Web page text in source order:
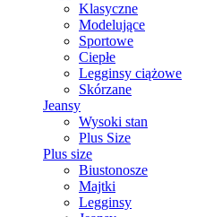
Klasyczne
Modelujące
Sportowe
Ciepłe
Legginsy ciążowe
Skórzane
Jeansy
Wysoki stan
Plus Size
Plus size
Biustonosze
Majtki
Legginsy